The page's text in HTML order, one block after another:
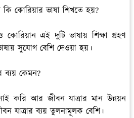
কি কোরিয়ার ভাষা শিখতে হয়?
কোরিয়ান এই দুটি ভাষায় শিক্ষা গ্রহণ
সুযোগ বেশি দেওয়া হয়।
ব্যয় কেমন?
করি আর জীবন যাত্রার মান উন্নয়ন
যাত্রার ব্যয় তুলনামূলক বেশি।